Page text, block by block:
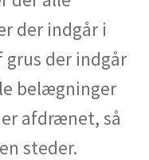
der indgår i
der indgår
belægninger
afdrænet, så
steder.